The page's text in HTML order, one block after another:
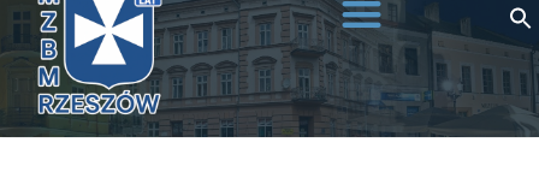
treści